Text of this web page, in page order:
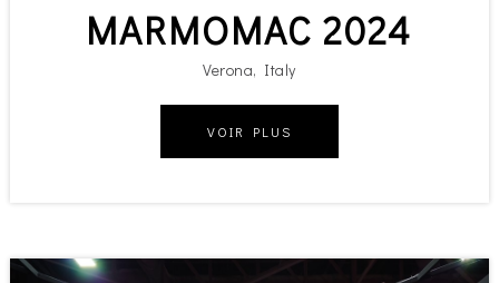
MARMOMAC 2024
Verona, Italy
VOIR PLUS